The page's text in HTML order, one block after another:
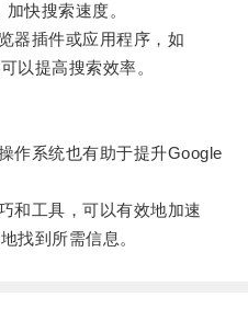
快搜索速度。
插件或应用程序，如
以提高搜索效率。
系统也有助于提升Google
工具，可以有效地加速
找到所需信息。